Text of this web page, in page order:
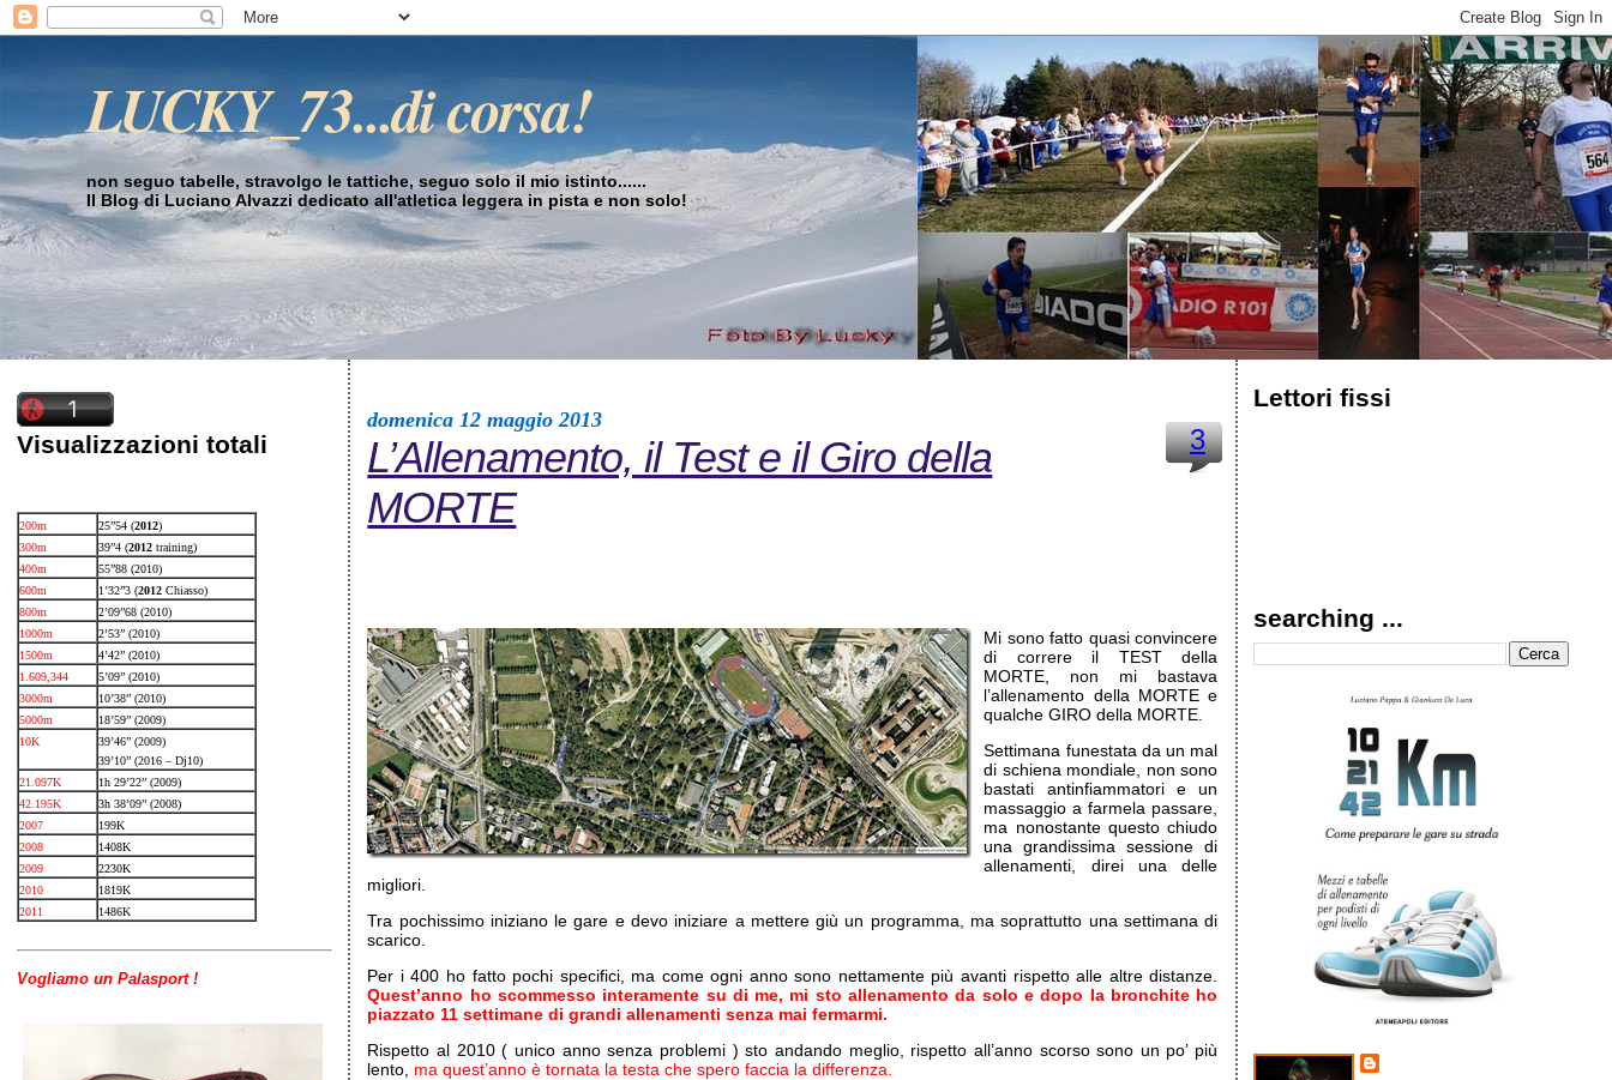
LUCKY_73...di corsa!
non seguo tabelle, stravolgo le tattiche, seguo solo il mio istinto......
Il Blog di Luciano Alvazzi dedicato all'atletica leggera in pista e non solo!
Visualizzazioni totali
200m 25”54 (2012)
300m
39”4 (2012 training)
400m
55”88 (2010)
600m
1’32”3 (2012 Chiasso)
800m
2’09”68 (2010)
1000m
2’53” (2010)
1500m
4’42” (2010)
1.609,344
5’09” (2010)
3000m
10’38” (2010)
5000m
18’59” (2009)
10K
39’46” (2009)
39’10” (2016 – Dj10)
21.097K
1h 29’22” (2009)
42.195K
3h 38’09” (2008)
2007
199K
2008
1408K
2009
2230K
2010
1819K
2011
1486K
Vogliamo un Palasport !
domenica 12 maggio 2013
3
L’Allenamento, il Test e il Giro della
MORTE
Mi sono fatto quasi convincere
di correre il TEST della
MORTE, non mi bastava
l’allenamento della MORTE e
qualche GIRO della MORTE.
Settimana funestata da un mal
di schiena mondiale, non sono
bastati antinfiammatori e un
massaggio a farmela passare,
ma nonostante questo chiudo
una grandissima sessione di
allenamenti, direi una delle
migliori.
Tra pochissimo iniziano le gare e devo iniziare a mettere giù un programma, ma soprattutto una settimana di
scarico.
Per i 400 ho fatto pochi specifici, ma come ogni anno sono nettamente più avanti rispetto alle altre distanze.
Quest’anno ho scommesso interamente su di me, mi sto allenamento da solo e dopo la bronchite ho
piazzato 11 settimane di grandi allenamenti senza mai fermarmi.
Rispetto al 2010 ( unico anno senza problemi ) sto andando meglio, rispetto all’anno scorso sono un po’ più
lento, ma quest’anno è tornata la testa che spero faccia la differenza.
Lettori fissi
searching ...